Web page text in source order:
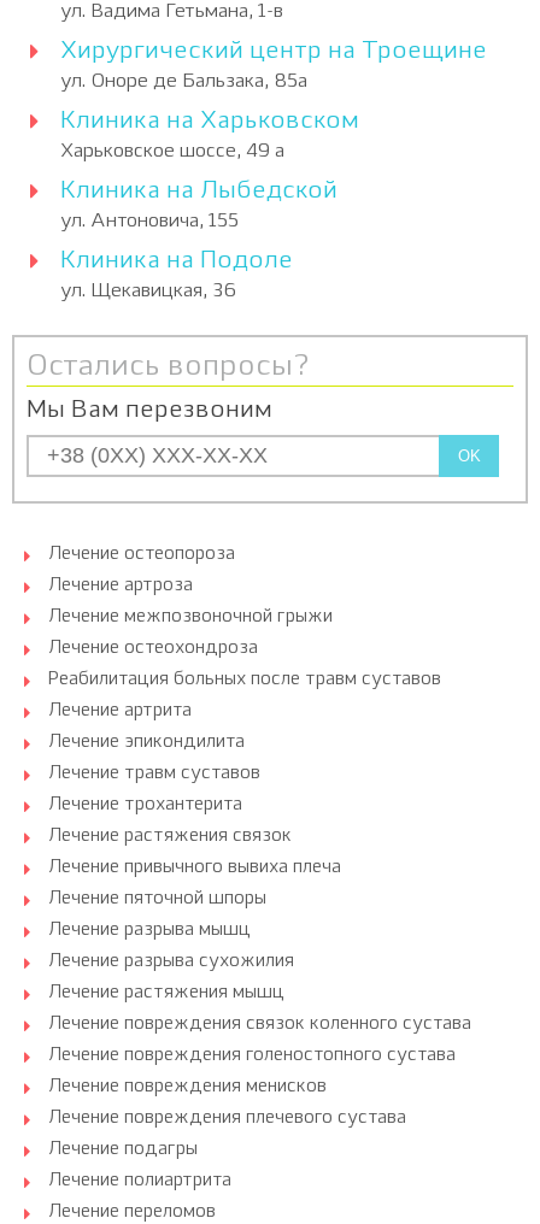
ул. Вадима Гетьмана, 1-в
Хирургический центр на Троещине
ул. Оноре де Бальзака, 85а
Клиника на Харьковском
Харьковское шоссе, 49 а
Клиника на Лыбедской
ул. Антоновича, 155
Клиника на Подоле
ул. Щекавицкая, 36
Остались вопросы?
Мы Вам перезвоним
OK
Лечение остеопороза
Лечение артроза
Лечение межпозвоночной грыжи
Лечение остеохондроза
Реабилитация больных после травм суставов
Лечение артрита
Лечение эпикондилита
Лечение травм суставов
Лечение трохантерита
Лечение растяжения связок
Лечение привычного вывиха плеча
Лечение пяточной шпоры
Лечение разрыва мышц
Лечение разрыва сухожилия
Лечение растяжения мышц
Лечение повреждения связок коленного сустава
Лечение повреждения голеностопного сустава
Лечение повреждения менисков
Лечение повреждения плечевого сустава
Лечение подагры
Лечение полиартрита
Лечение переломов